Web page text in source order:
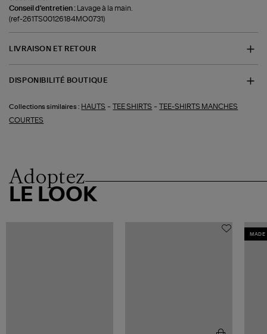
Conseil d'entretien :
Lavage à la main.
(ref-261TS00126184MO0731)
LIVRAISON ET RETOUR
DISPONIBILITÉ BOUTIQUE
Collections similaires : HAUTS -TEE SHIRTS -TEE-SHIRTS MANCHES
COURTES
Adoptez
LE LOOK
MADE